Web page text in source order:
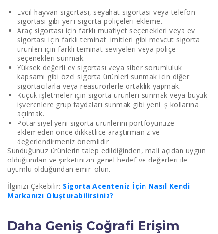
Evcil hayvan sigortası, seyahat sigortası veya telefon
sigortası gibi yeni sigorta poliçeleri ekleme.
Araç sigortası için farklı muafiyet seçenekleri veya ev
sigortası için farklı teminat limitleri gibi mevcut sigorta
ürünleri için farklı teminat seviyeleri veya poliçe
seçenekleri sunmak.
Yüksek değerli ev sigortası veya siber sorumluluk
kapsamı gibi özel sigorta ürünleri sunmak için diğer
sigortacılarla veya reasürörlerle ortaklık yapmak.
Küçük işletmeler için sigorta ürünleri sunmak veya büyük
işverenlere grup faydaları sunmak gibi yeni iş kollarına
açılmak.
Potansiyel yeni sigorta ürünlerini portföyünüze
eklemeden önce dikkatlice araştırmanız ve
değerlendirmeniz önemlidir.
Sunduğunuz ürünlerin talep edildiğinden, mali açıdan uygun
olduğundan ve şirketinizin genel hedef ve değerleri ile
uyumlu olduğundan emin olun.
İlginizi Çekebilir: Sigorta Acenteniz İçin Nasıl Kendi
Markanızı Oluşturabilirsiniz?
Daha Geniş Coğrafi Erişim